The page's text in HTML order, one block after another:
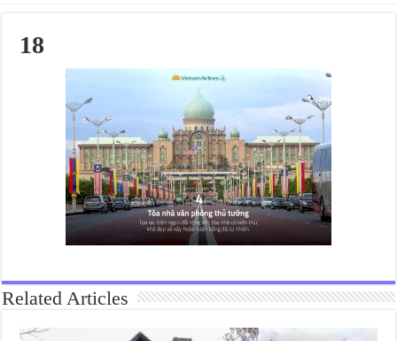
18
Related Articles